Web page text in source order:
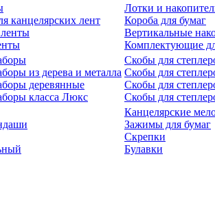
канцелярских лент
Лотки и
Короба для бумаг
Вертикальные
Комплектующие
из дерева и металла
деревянные
класса Люкс
Скобы для
Скобы для
Скобы для
Скобы для
Канцелярские
Зажимы для бумаг
Скрепки
Булавки